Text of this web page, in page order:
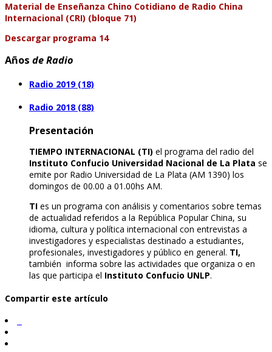
Material de Enseñanza Chino Cotidiano de Radio China
Internacional (CRI) (bloque 71)
Descargar programa 14
Años de Radio
Radio 2019 (18)
Radio 2018 (88)
Presentación
TIEMPO INTERNACIONAL (TI) el programa del radio del
Instituto Confucio Universidad Nacional de La Plata se
emite por Radio Universidad de La Plata (AM 1390) los
domingos de 00.00 a 01.00hs AM.
TI es un programa con análisis y comentarios sobre temas
de actualidad referidos a la República Popular China, su
idioma, cultura y política internacional con entrevistas a
investigadores y especialistas destinado a estudiantes,
profesionales, investigadores y público en general. TI,
también informa sobre las actividades que organiza o en
las que participa el Instituto Confucio UNLP.
Compartir este artículo